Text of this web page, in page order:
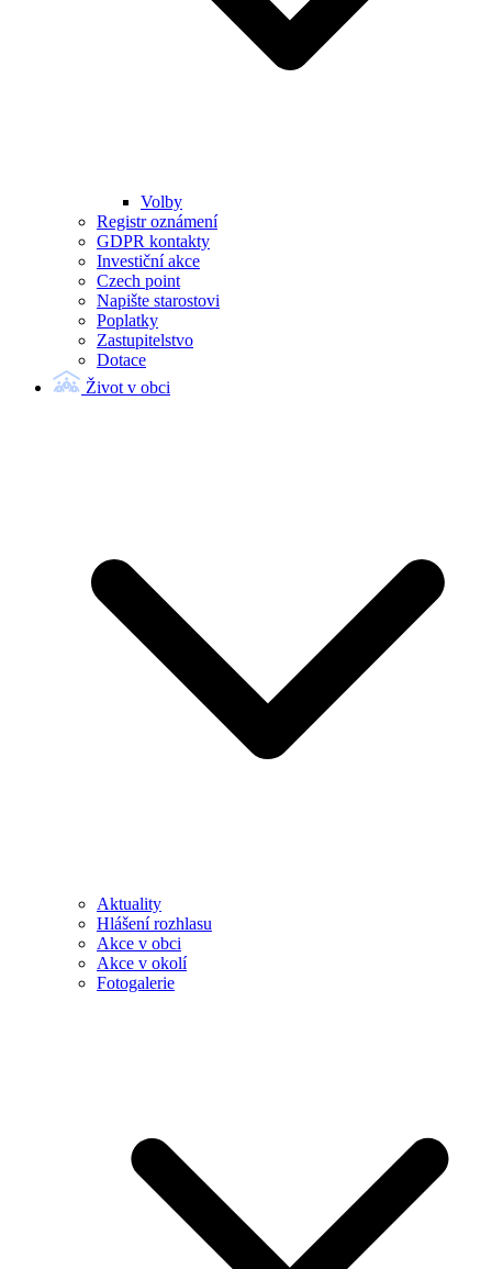
Volby
Registr oznámení
GDPR kontakty
Investiční akce
Czech point
Napište starostovi
Poplatky
Zastupitelstvo
Dotace
Život v obci
Aktuality
Hlášení rozhlasu
Akce v obci
Akce v okolí
Fotogalerie